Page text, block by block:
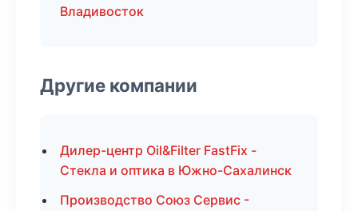
Владивосток
Другие компании
Дилер-центр Oil&Filter FastFix -
Стекла и оптика в Южно-Сахалинск
Производство Союз Сервис -